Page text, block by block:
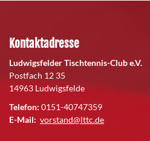
Kontaktadresse
Ludwigsfelder Tischtennis-Club e.V.
Postfach 12 35
14963 Ludwigsfelde
Telefon: 0151-40747359
E-Mail: vorstand@lttc.de